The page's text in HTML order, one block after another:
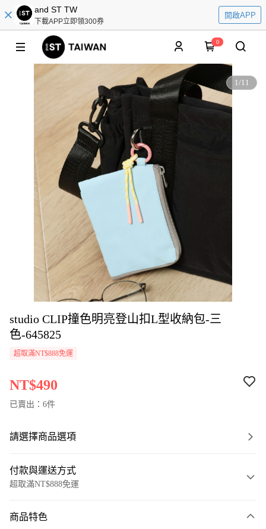
and ST TW
下載APP立即領300券
開啟APP
0
1/11
studio CLIP撞色明亮登山扣L型收納包-三
色-645825
超取滿NT$888免運
NT$490
已賣出：6件
請選擇商品選項
付款與運送方式
超取滿NT$888免運
信用卡一次付款
商品特色